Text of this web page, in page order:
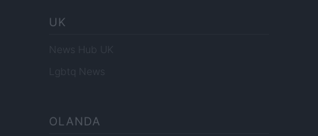
UK
News Hub UK
Lgbtq News
OLANDA